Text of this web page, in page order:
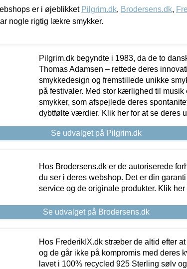
er i øjeblikket Pilgrim.dk, Brodersens.dk,
nogle rigtig lækre smykker.
Pilgrim.dk begyndte i 1983, da de to
Thomas Adamsen – rettede deres
smykkedesign og fremstillede unikke
på festivaler. Med stor kærlighed til musik
smykker, som afspejlede deres
dybtfølte værdier. Klik her for at se deres
Se udvalget på Pilgrim.dk
Hos Brodersens.dk er de autoriserede
du ser i deres webshop. Det er din
service og de originale produkter. Klik
Se udvalget på Brodersens.dk
Hos FrederikIX.dk stræber de altid efter
og de går ikke på kompromis med deres
lavet i 100% recycled 925 Sterling sølv